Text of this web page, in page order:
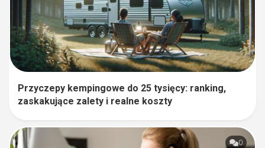
Przyczepy kempingowe do 25 tysięcy: ranking,
zaskakujące zalety i realne koszty
0